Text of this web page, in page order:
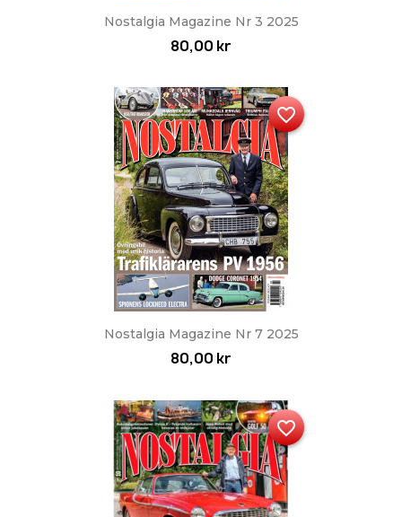
Nostalgia Magazine Nr 3 2025
80,00 kr
Nostalgia Magazine Nr 7 2025
80,00 kr
favorite_border
favorite_border